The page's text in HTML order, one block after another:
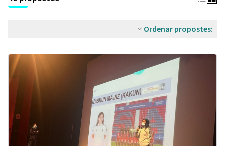
Ordenar propostes: